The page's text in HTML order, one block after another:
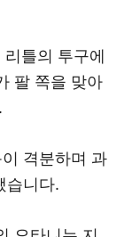
틀의 투구에
팔 쪽을 맞아
격분하며 과
습니다.